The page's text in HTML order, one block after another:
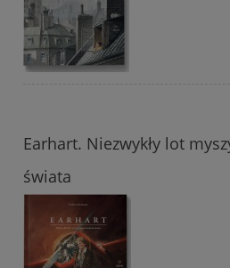
Earhart. Niezwykły lot
świata